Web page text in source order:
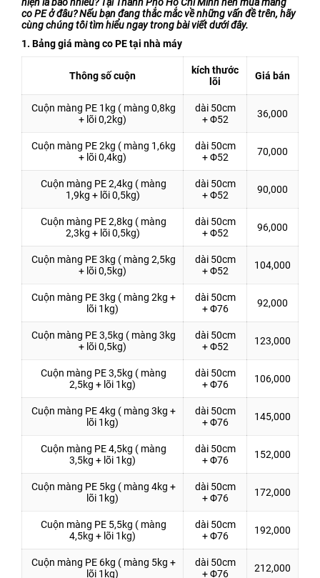
co PE ở đâu? Nếu bạn đang thắc mắc về những vấn đề trên, hãy
cùng chúng tôi tìm hiểu ngay trong bài viết dưới đây.
1. Bảng giá màng co PE tại nhà máy
Thông số cuộn
kích thước
lõi
Giá bán
Cuộn màng PE 1kg ( màng 0,8kg
+ lõi 0,2kg)
dài 50cm
+ Φ52
36,000
Cuộn màng PE 2kg ( màng 1,6kg
+ lõi 0,4kg)
dài 50cm
+ Φ52
70,000
Cuộn màng PE 2,4kg ( màng
1,9kg + lõi 0,5kg)
dài 50cm
+ Φ52
90,000
Cuộn màng PE 2,8kg ( màng
2,3kg + lõi 0,5kg)
dài 50cm
+ Φ52
96,000
Cuộn màng PE 3kg ( màng 2,5kg
+ lõi 0,5kg)
dài 50cm
+ Φ52
104,000
Cuộn màng PE 3kg ( màng 2kg +
lõi 1kg)
dài 50cm
+ Φ76
92,000
Cuộn màng PE 3,5kg ( màng 3kg
+ lõi 0,5kg)
dài 50cm
+ Φ52
123,000
Cuộn màng PE 3,5kg ( màng
2,5kg + lõi 1kg)
dài 50cm
+ Φ76
106,000
Cuộn màng PE 4kg ( màng 3kg +
lõi 1kg)
dài 50cm
+ Φ76
145,000
Cuộn màng PE 4,5kg ( màng
3,5kg + lõi 1kg)
dài 50cm
+ Φ76
152,000
Cuộn màng PE 5kg ( màng 4kg +
lõi 1kg)
dài 50cm
+ Φ76
172,000
Cuộn màng PE 5,5kg ( màng
4,5kg + lõi 1kg)
dài 50cm
+ Φ76
192,000
Cuộn màng PE 6kg ( màng 5kg +
lõi 1kg)
dài 50cm
+ Φ76
212,000
Bao Bì Bánh, Kẹo Các Loại
Túi PA, Túi Zipper, Túi
MÀNG BỌC THỰC PHẨM
PVC
MÀNG CO-EX NYLON PE
TUYỂN DỤNG
TIN TỨC
ĐỐI TÁC